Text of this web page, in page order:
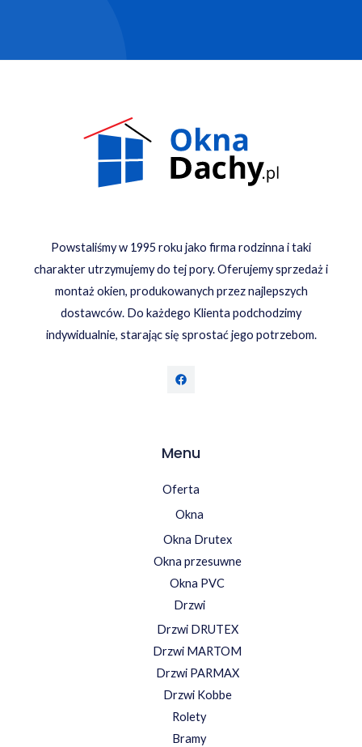
Powstaliśmy w 1995 roku jako firma rodzinna i taki
charakter utrzymujemy do tej pory. Oferujemy sprzedaż i
montaż okien, produkowanych przez najlepszych
dostawców. Do każdego Klienta podchodzimy
indywidualnie, starając się sprostać jego potrzebom.
Menu
Oferta
Okna
Okna Drutex
Okna przesuwne
Okna PVC
Drzwi
Drzwi DRUTEX
Drzwi MARTOM
Drzwi PARMAX
Drzwi Kobbe
Rolety
Bramy